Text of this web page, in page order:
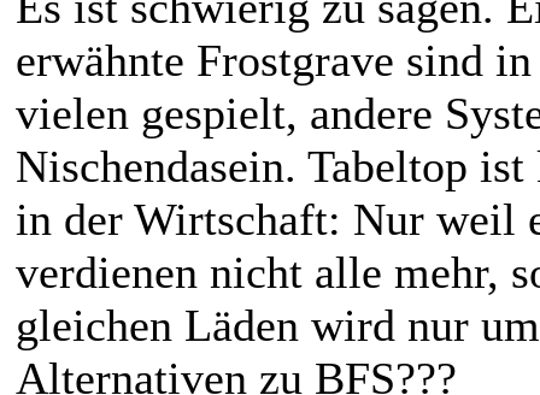
erwähnte Frostgrave sind
vielen gespielt, andere
Nischendasein. Tabeltop
in der Wirtschaft: Nur weil
verdienen nicht alle mehr,
gleichen Läden wird nur
Alternativen zu BFS???